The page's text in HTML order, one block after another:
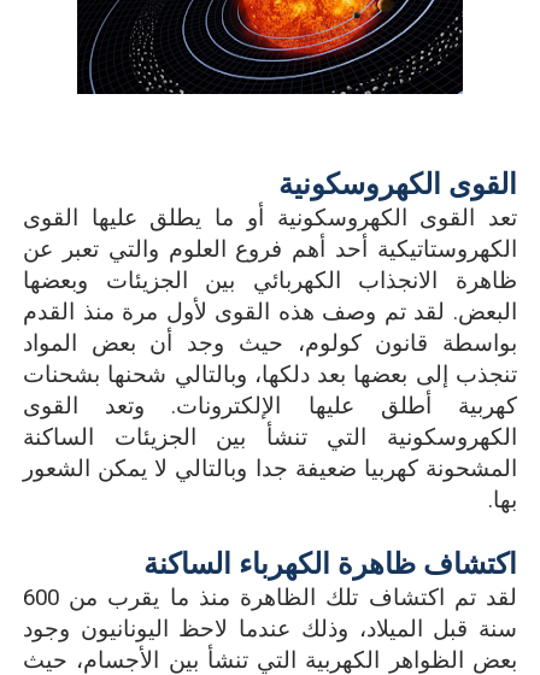
القوى الكهروسكونية
تعد القوى الكهروسكونية أو ما يطلق عليها القوى
الكهروستاتيكية أحد أهم فروع العلوم والتي تعبر عن
ظاهرة الانجذاب الكهربائي بين الجزيئات وبعضها
البعض. لقد تم وصف هذه القوى لأول مرة منذ القدم
بواسطة قانون كولوم، حيث وجد أن بعض المواد
تنجذب إلى بعضها بعد دلكها، وبالتالي شحنها بشحنات
كهربية أطلق عليها الإلكترونات. وتعد القوى
الكهروسكونية التي تنشأ بين الجزيئات الساكنة
المشحونة كهربيا ضعيفة جدا وبالتالي لا يمكن الشعور
بها.
اكتشاف ظاهرة الكهرباء الساكنة
لقد تم اكتشاف تلك الظاهرة منذ ما يقرب من600
سنة قبل الميلاد، وذلك عندما لاحظ اليونانيون وجود
بعض الظواهر الكهربية التي تنشأ بين الأجسام، حيث